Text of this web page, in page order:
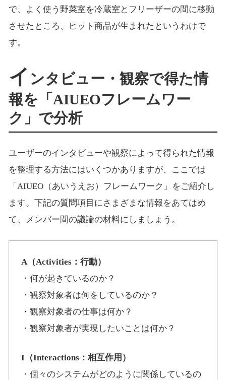
で、よく使う野菜室を冷蔵室とフリーザーの間に移動
させたところ、ヒット商品が生まれたというわけで
す。
イ ンタビュー・観察で得た情
報を「AIUEOフレームワー
ク」で分析
ユーザーのインタビューや観察によって得られた情報
を整理する方法にはいくつかありますが、ここでは
「AIUEO（あいうえお）フレームワーク」をご紹介し
ます。下記の質問項目にさまざまな情報をあてはめ
て、メンバー間の議論の材料にしましょう。
A（Activities：行動）
・何が起きているのか？
・観察対象者は何をしているのか？
・観察対象者の仕事は何か？
・観察対象者が実現したいことは何か？
I（Interactions：相互作用）
・個々のシステムがどのように関係しているの